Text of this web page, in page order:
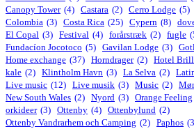
Canopy Tower (4) Castara (2) Cerro Lodge (5)
Colombia (3) Costa Rica (25) Cypern (8)
El Copal (3) Festival (4) forårstræk (2) fugle
Fundacíon Jocotoco (5) Gavilan Lodge (3)
Home exchange (37) Horndrager (2) Hotel
kale (2) Klintholm Havn (3) La Selva (2)
Live music (12) Live musik (3) Music (2)
New South Wales (2) Nyord (3) Orange Feeling
orkideer (3) Ottenby (4) Ottenbylund (2)
Ottenby Vandrarhem och Camping (2) Paphos